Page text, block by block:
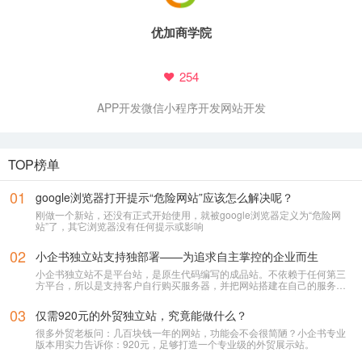
优加商学院
254
APP开发微信小程序开发网站开发
TOP榜单
01 google浏览器打开提示“危险网站”应该怎么解决呢？
刚做一个新站，还没有正式开始使用，就被google浏览器定义为“危险网
站”了，其它浏览器没有任何提示或影响
02 小企书独立站支持独部署——为追求自主掌控的企业而生
小企书独立站不是平台站，是原生代码编写的成品站。不依赖于任何第三
方平台，所以是支持客户自行购买服务器，并把网站搭建在自己的服务器
03 仅需920元的外贸独立站，究竟能做什么？
很多外贸老板问：几百块钱一年的网站，功能会不会很简陋？小企书专业
版本用实力告诉你：920元，足够打造一个专业级的外贸展示站。